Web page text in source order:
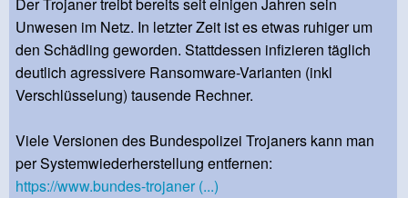
Der Trojaner treibt bereits seit einigen Jahren sein
Unwesen im Netz. In letzter Zeit ist es etwas ruhiger um
den Schädling geworden. Stattdessen infizieren täglich
deutlich agressivere Ransomware-Varianten (inkl
Verschlüsselung) tausende Rechner.
Viele Versionen des Bundespolizei Trojaners kann man
per Systemwiederherstellung entfernen:
https://www.bundes-trojaner (...)